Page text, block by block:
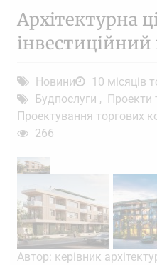
Архітектурна
інвестиційний
Новини 10 місяців
Будпослуги , Проекти
Проектування торгових
266
Автор: керівник